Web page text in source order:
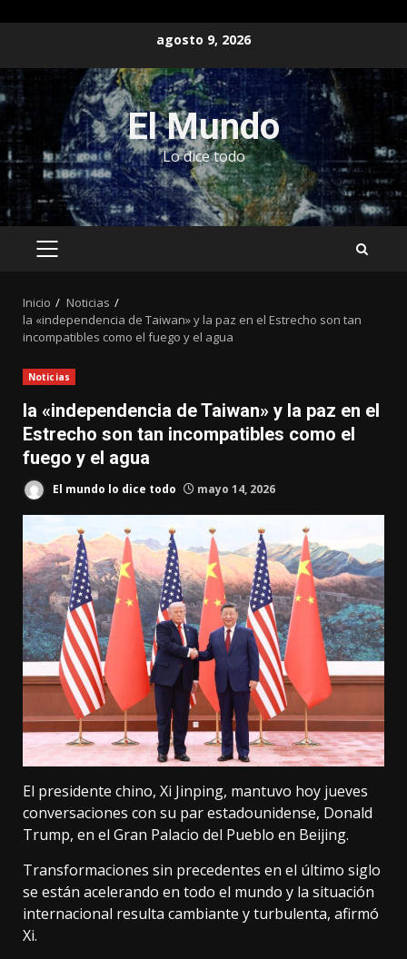
contenido
agosto 9, 2026
El Mundo
Lo dice todo
MENÚ
Inicio
Noticias
la «independencia de Taiwan» y la paz en el Estrecho son tan
incompatibles como el fuego y el agua
Noticias
la «independencia de Taiwan» y la paz en el
Estrecho son tan incompatibles como el
fuego y el agua
El mundo lo dice todo mayo 14, 2026
El presidente chino, Xi Jinping, mantuvo hoy jueves
conversaciones con su par estadounidense, Donald
Trump, en el Gran Palacio del Pueblo en Beijing.
Transformaciones sin precedentes en el último siglo
se están acelerando en todo el mundo y la situación
internacional resulta cambiante y turbulenta, afirmó
Xi.